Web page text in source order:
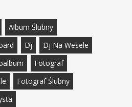
Album Ślubny
Dj
Dj Na Wesele
Fotograf
Fotograf Ślubny